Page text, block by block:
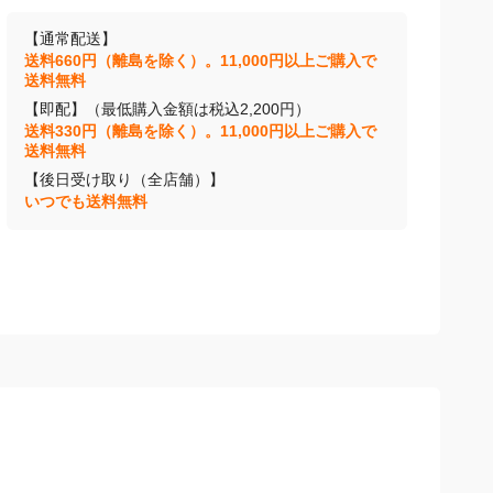
【通常配送】
送料660円（離島を除く）。11,000円以上ご購入で
送料無料
【即配】（最低購入金額は税込2,200円）
送料330円（離島を除く）。11,000円以上ご購入で
送料無料
【後日受け取り（全店舗）】